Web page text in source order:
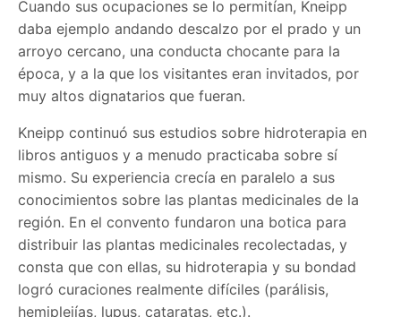
Cuando sus ocupaciones se lo permitían, Kneipp
daba ejemplo andando descalzo por el prado y un
arroyo cercano, una conducta chocante para la
época, y a la que los visitantes eran invitados, por
muy altos dignatarios que fueran.
Kneipp continuó sus estudios sobre hidroterapia en
libros antiguos y a menudo practicaba sobre sí
mismo. Su experiencia crecía en paralelo a sus
conocimientos sobre las plantas medicinales de la
región. En el convento fundaron una botica para
distribuir las plantas medicinales recolectadas, y
consta que con ellas, su hidroterapia y su bondad
logró curaciones realmente difíciles (parálisis,
hemiplejías, lupus, cataratas, etc.).